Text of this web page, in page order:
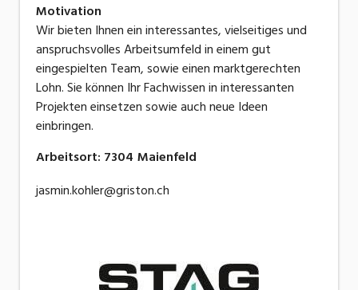
Motivation
Wir bieten Ihnen ein interessantes, vielseitiges und
anspruchsvolles Arbeitsumfeld in einem gut
eingespielten Team, sowie einen marktgerechten
Lohn. Sie können Ihr Fachwissen in interessanten
Projekten einsetzen sowie auch neue Ideen
einbringen.
Arbeitsort: 7304 Maienfeld
jasmin.kohler@griston.ch